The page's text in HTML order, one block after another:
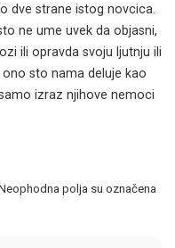
dve strane istog novcica.
ne ume uvek da objasni,
ili opravda svoju ljutnju ili
sto nama deluje kao
izraz njihove nemoci
polja su označena